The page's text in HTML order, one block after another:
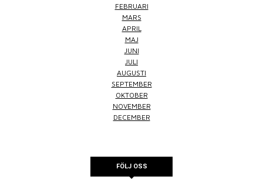
FEBRUARI
MARS
APRIL
MAJ
JUNI
JULI
AUGUSTI
SEPTEMBER
OKTOBER
NOVEMBER
DECEMBER
FÖLJ OSS